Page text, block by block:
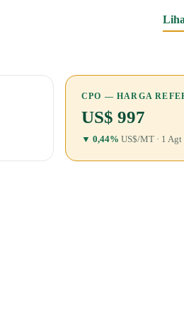
CPO — HARGA
US$ 997
▼ 0,44% US$/MT · 1 Agt